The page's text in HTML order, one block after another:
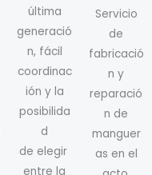
última
generació
n, fácil
coordinac
ión y la
posibilida
d
de elegir
entre la
Servicio
de
fabricació
n y
reparació
n de
manguer
as en el